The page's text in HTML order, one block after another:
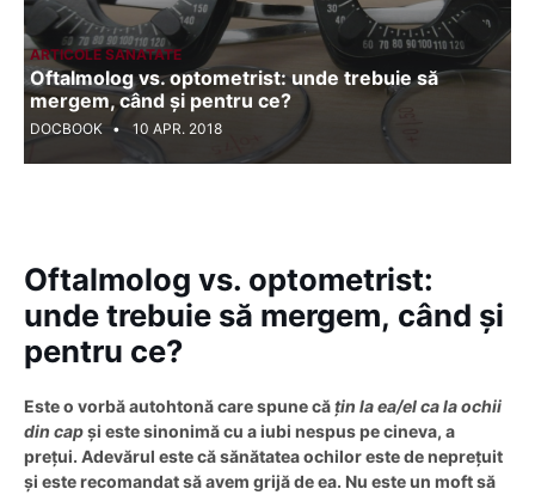
ARTICOLE SANATATE
Oftalmolog vs. optometrist: unde trebuie să
mergem, când și pentru ce?
DOCBOOK 10 APR. 2018
Oftalmolog vs. optometrist:
unde trebuie să mergem, când și
pentru ce?
Este o vorbă autohtonă care spune cățin la ea/el ca la ochii
din capși este sinonimă cu a iubi nespus pe cineva, a
prețui. Adevărul este că sănătatea ochilor este de neprețuit
și este recomandat să avem grijă de ea. Nu este un moft să